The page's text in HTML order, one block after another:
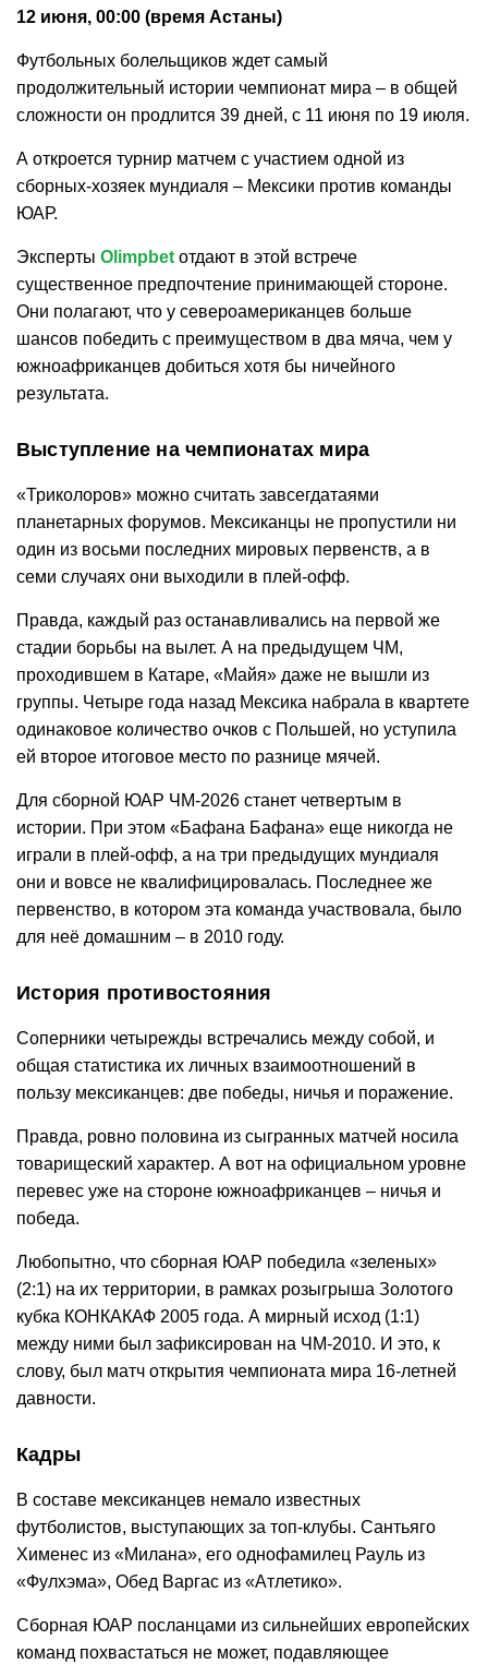
12 июня, 00:00 (время Астаны)
Футбольных болельщиков ждет самый
продолжительный истории чемпионат мира – в общей
сложности он продлится 39 дней, с 11 июня по 19 июля.
А откроется турнир матчем с участием одной из
сборных-хозяек мундиаля – Мексики против команды
ЮАР.
Эксперты Olimpbet отдают в этой встрече
существенное предпочтение принимающей стороне.
Они полагают, что у североамериканцев больше
шансов победить с преимуществом в два мяча, чем у
южноафриканцев добиться хотя бы ничейного
результата.
Выступление на чемпионатах мира
«Триколоров» можно считать завсегдатаями
планетарных форумов. Мексиканцы не пропустили ни
один из восьми последних мировых первенств, а в
семи случаях они выходили в плей-офф.
Правда, каждый раз останавливались на первой же
стадии борьбы на вылет. А на предыдущем ЧМ,
проходившем в Катаре, «Майя» даже не вышли из
группы. Четыре года назад Мексика набрала в квартете
одинаковое количество очков с Польшей, но уступила
ей второе итоговое место по разнице мячей.
Для сборной ЮАР ЧМ-2026 станет четвертым в
истории. При этом «Бафана Бафана» еще никогда не
играли в плей-офф, а на три предыдущих мундиаля
они и вовсе не квалифицировалась. Последнее же
первенство, в котором эта команда участвовала, было
для неё домашним – в 2010 году.
История противостояния
Соперники четырежды встречались между собой, и
общая статистика их личных взаимоотношений в
пользу мексиканцев: две победы, ничья и поражение.
Правда, ровно половина из сыгранных матчей носила
товарищеский характер. А вот на официальном уровне
перевес уже на стороне южноафриканцев – ничья и
победа.
Любопытно, что сборная ЮАР победила «зеленых»
(2:1) на их территории, в рамках розыгрыша Золотого
кубка КОНКАКАФ 2005 года. А мирный исход (1:1)
между ними был зафиксирован на ЧМ-2010. И это, к
слову, был матч открытия чемпионата мира 16-летней
давности.
Кадры
В составе мексиканцев немало известных
футболистов, выступающих за топ-клубы. Сантьяго
Хименес из «Милана», его однофамилец Рауль из
«Фулхэма», Обед Варгас из «Атлетико».
Сборная ЮАР посланцами из сильнейших европейских
команд похвастаться не может, подавляющее